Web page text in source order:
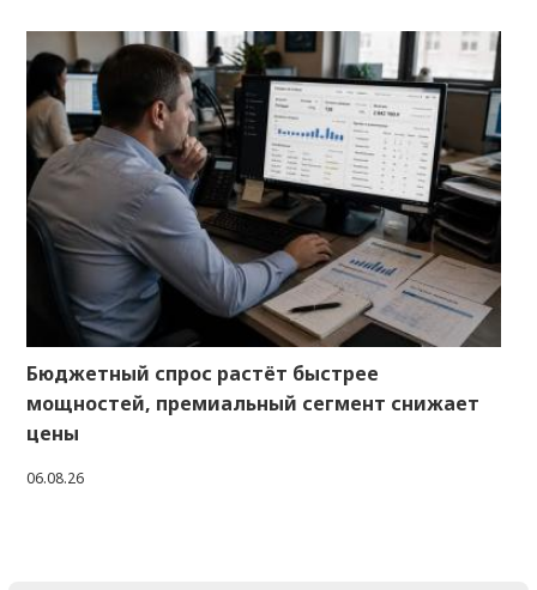
Бюджетный спрос растёт быстрее
мощностей, премиальный сегмент снижает
цены
06.08.26